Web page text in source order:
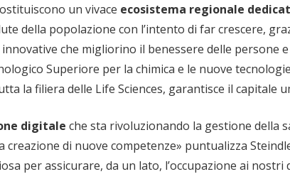
un vivace ecosistema regionale
della popolazione con l’intento di far crescere,
che migliorino il benessere delle persone
Superiore per la chimica e le nuove
la filiera delle Life Sciences, garantisce il capitale
digitale che sta rivoluzionando la gestione della
creazione di nuove competenze» puntualizza
per assicurare, da un lato, l’occupazione ai